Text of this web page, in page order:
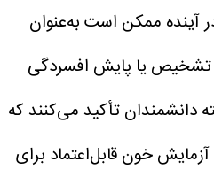
آینده ممکن است به‌عنوان
تشخیص یا پایش افسردگی
دانشمندان تأکید می‌کنند که
خون قابل‌اعتماد برای